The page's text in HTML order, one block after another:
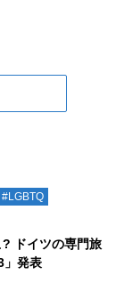
#LGBTQ
ドイツの専門旅
」発表